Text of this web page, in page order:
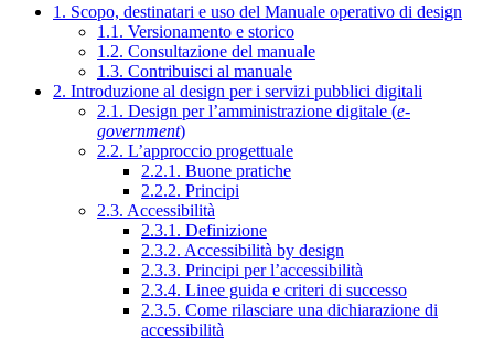
1. Scopo, destinatari e uso del Manuale operativo di design
1.1. Versionamento e storico
1.2. Consultazione del manuale
1.3. Contribuisci al manuale
2. Introduzione al design per i servizi pubblici digitali
2.1. Design per l’amministrazione digitale (e-
government)
2.2. L’approccio progettuale
2.2.1. Buone pratiche
2.2.2. Principi
2.3. Accessibilità
2.3.1. Definizione
2.3.2. Accessibilità by design
2.3.3. Principi per l’accessibilità
2.3.4. Linee guida e criteri di successo
2.3.5. Come rilasciare una dichiarazione di
accessibilità